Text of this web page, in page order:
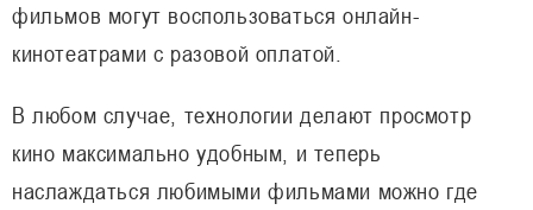
фильмов могут воспользоваться онлайн-
кинотеатрами с разовой оплатой.
В любом случае, технологии делают просмотр
кино максимально удобным, и теперь
наслаждаться любимыми фильмами можно где